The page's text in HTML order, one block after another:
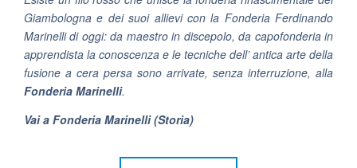
Giambologna e dei suoi allievi con la Fonderia Ferdinando
Marinelli di oggi: da maestro in discepolo, da capofonderia in
apprendista la conoscenza e le tecniche dell’ antica arte della
fusione a cera persa sono arrivate, senza interruzione, alla
Fonderia Marinelli.
Vai a Fonderia Marinelli (Storia)